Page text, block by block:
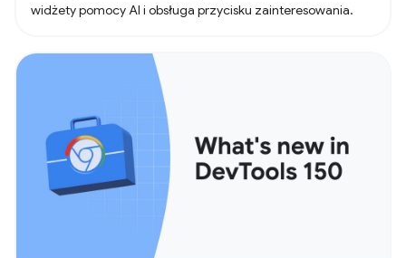
widżety pomocy AI i obsługa przycisku zainteresowania.